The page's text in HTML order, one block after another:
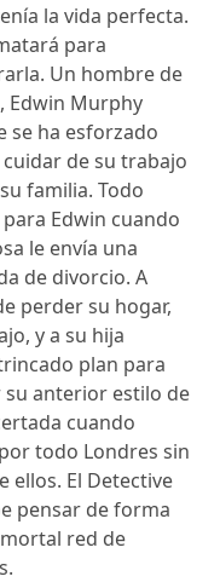
la vida perfecta.
para
Un hombre de
Edwin Murphy
se ha esforzado
cuidar de su trabajo
familia. Todo
Edwin cuando
le envía una
de divorcio. A
perder su hogar,
y a su hija
plan para
su anterior estilo de
cuando
todo Londres sin
ellos. El Detective
pensar de forma
red de